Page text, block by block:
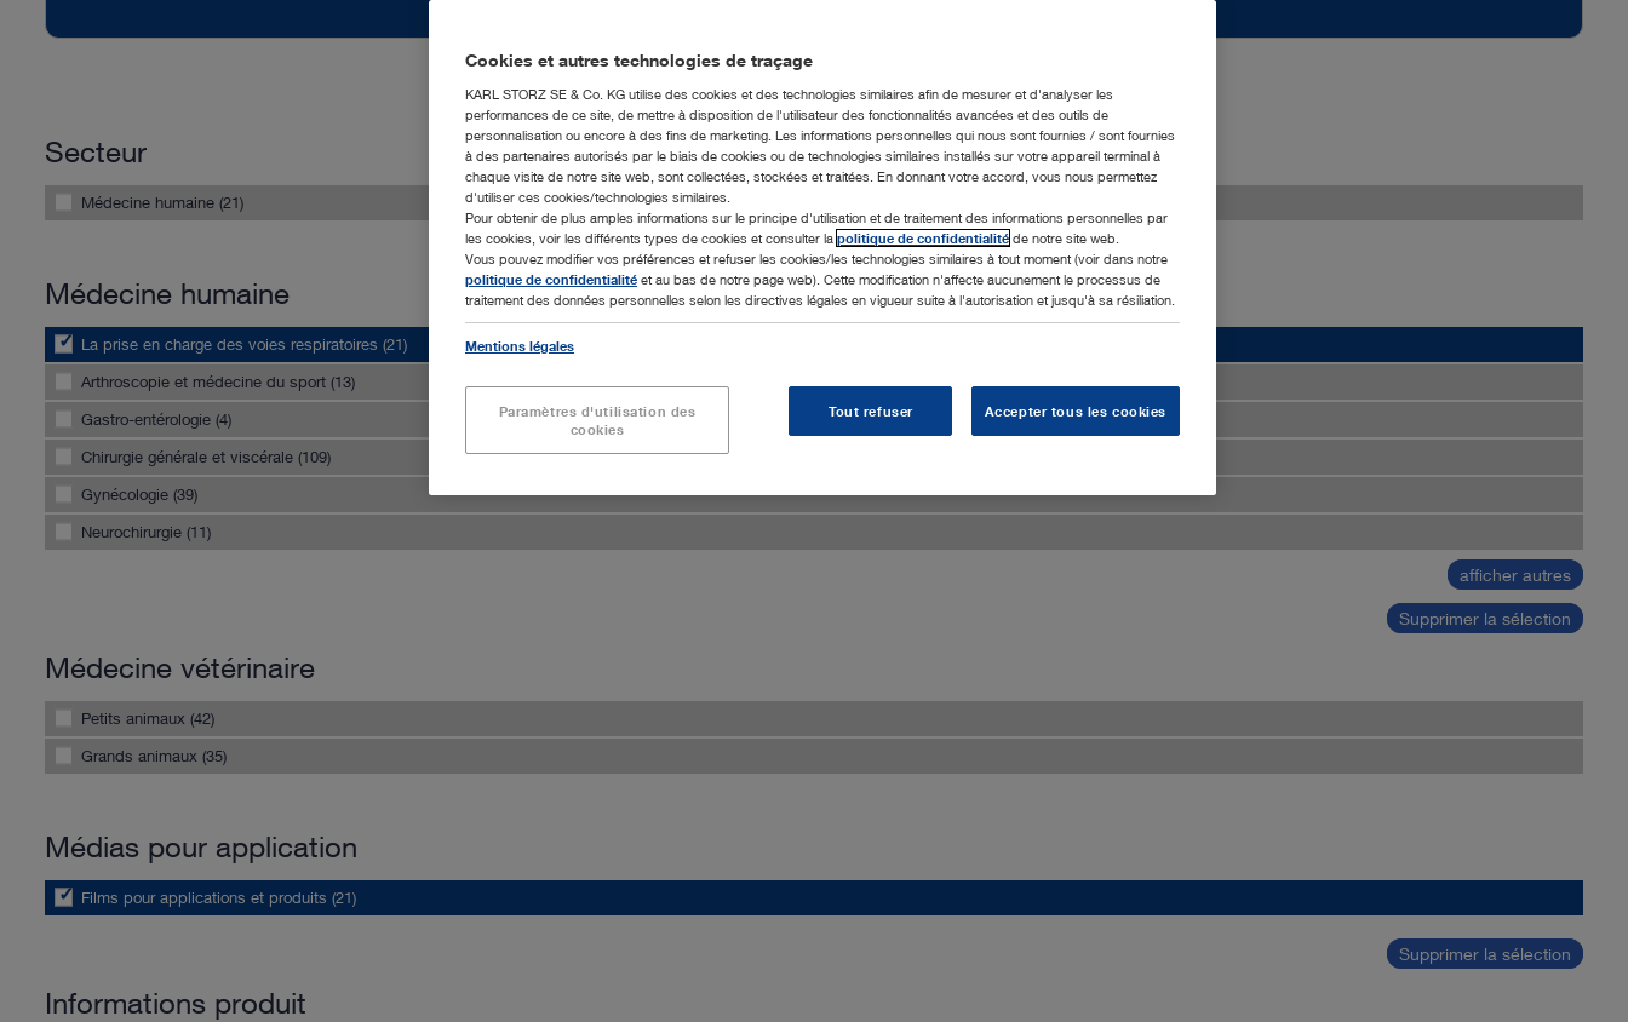
Secteur
Médecine humaine (21)
Médecine humaine
La prise en charge des voies respiratoires (21)
Arthroscopie et médecine du sport (13)
Gastro-entérologie (4)
Chirurgie générale et viscérale (109)
Gynécologie (39)
Neurochirurgie (11)
afficher autres
Supprimer la sélection
Médecine vétérinaire
Petits animaux (42)
Grands animaux (35)
Médias pour application
Films pour applications et produits (21)
Supprimer la sélection
Informations produit
Cookies et autres technologies de traçage
KARL STORZ SE & Co. KG utilise des cookies et des technologies similaires afin de mesurer et d'analyser les
performances de ce site, de mettre à disposition de l'utilisateur des fonctionnalités avancées et des outils de
personnalisation ou encore à des fins de marketing. Les informations personnelles qui nous sont fournies / sont fournies
à des partenaires autorisés par le biais de cookies ou de technologies similaires installés sur votre appareil terminal à
chaque visite de notre site web, sont collectées, stockées et traitées. En donnant votre accord, vous nous permettez
d'utiliser ces cookies/technologies similaires.
Pour obtenir de plus amples informations sur le principe d'utilisation et de traitement des informations personnelles par
les cookies, voir les différents types de cookies et consulter la politique de confidentialité de notre site web.
Vous pouvez modifier vos préférences et refuser les cookies/les technologies similaires à tout moment (voir dans notre
politique de confidentialité et au bas de notre page web). Cette modification n'affecte aucunement le processus de
traitement des données personnelles selon les directives légales en vigueur suite à l'autorisation et jusqu'à sa résiliation.
Mentions légales
Paramètres d'utilisation des
cookies
Tout refuser Accepter tous les cookies